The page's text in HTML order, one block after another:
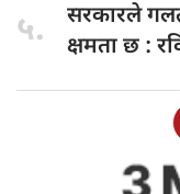
५. सरकारले
क्षमता छ :